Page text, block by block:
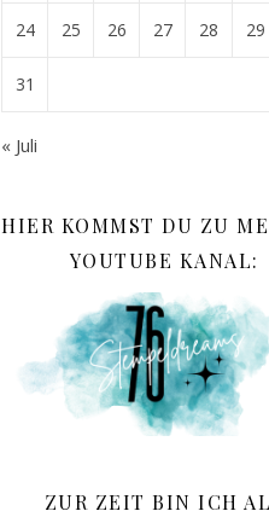
24 25 26 27 28 29
31
« Juli
HIER KOMMST DU ZU
YOUTUBE KANAL:
ZUR ZEIT BIN ICH